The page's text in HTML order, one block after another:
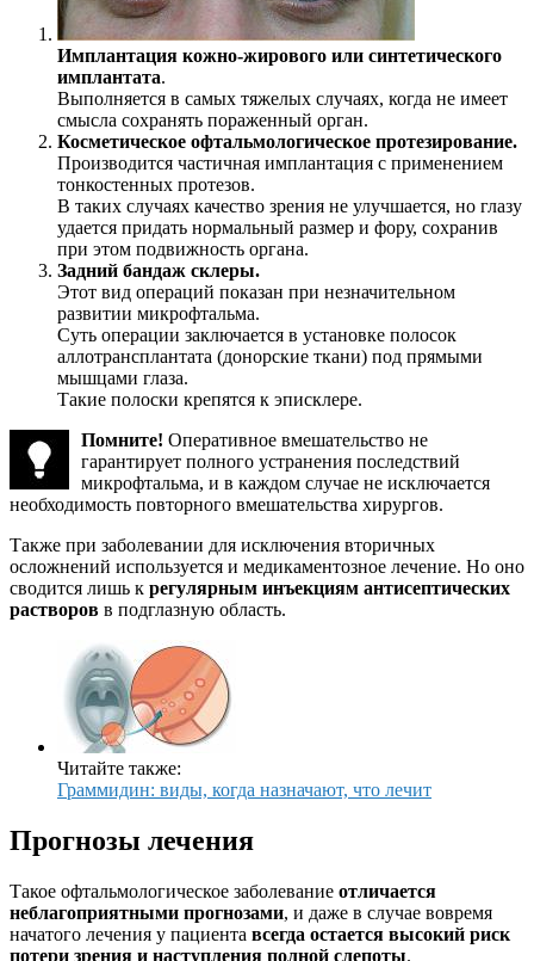
Имплантация кожно-жирового или синтетического
имплантата.
Выполняется в самых тяжелых случаях, когда не имеет
смысла сохранять пораженный орган.
Косметическое офтальмологическое протезирование.
Производится частичная имплантация с применением
тонкостенных протезов.
В таких случаях качество зрения не улучшается, но глазу
удается придать нормальный размер и фору, сохранив
при этом подвижность органа.
Задний бандаж склеры.
Этот вид операций показан при незначительном
развитии микрофтальма.
Суть операции заключается в установке полосок
аллотрансплантата (донорские ткани) под прямыми
мышцами глаза.
Такие полоски крепятся к эписклере.
Помните! Оперативное вмешательство не
гарантирует полного устранения последствий
микрофтальма, и в каждом случае не исключается
необходимость повторного вмешательства хирургов.
Также при заболевании для исключения вторичных
осложнений используется и медикаментозное лечение. Но оно
сводится лишь к регулярным инъекциям антисептических
растворов в подглазную область.
Читайте также:
Граммидин: виды, когда назначают, что лечит
Прогнозы лечения
Такое офтальмологическое заболевание отличается
неблагоприятными прогнозами, и даже в случае вовремя
начатого лечения у пациента всегда остается высокий риск
потери зрения и наступления полной слепоты.